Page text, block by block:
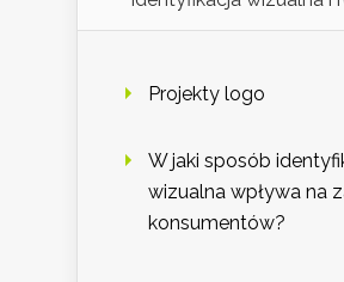
Projekty logo
W jaki sposób
wizualna wpływa na
konsumentów?